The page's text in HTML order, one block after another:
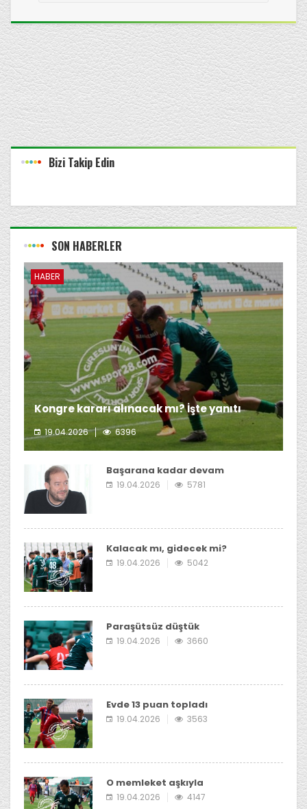
Bizi Takip Edin
SON HABERLER
HABER
Kongre kararı alınacak mı? İşte yanıtı
19.04.2026 6396
Giresunspor Başkanı Emin Eltuğral'ın kongre kararı
Başarana kadar devam
19.04.2026 5781
Kalacak mı, gidecek mi?
19.04.2026 5042
Paraşütsüz düştük
19.04.2026 3660
Evde 13 puan topladı
19.04.2026 3563
O memleket aşkıyla
19.04.2026 4147